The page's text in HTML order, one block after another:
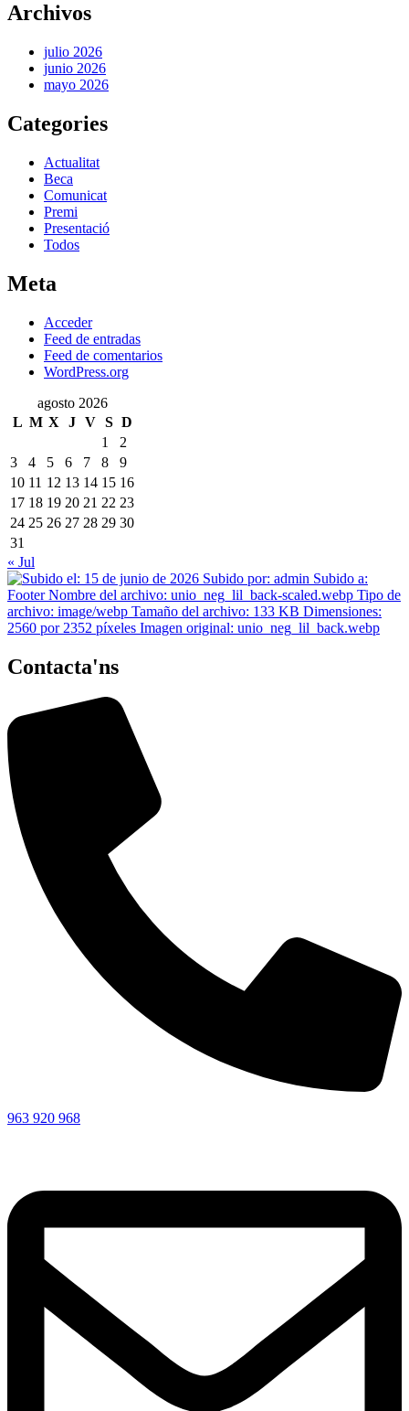
Archivos
julio 2026
junio 2026
mayo 2026
Categories
Actualitat
Beca
Comunicat
Premi
Presentació
Todos
Meta
Acceder
Feed de entradas
Feed de comentarios
WordPress.org
agosto 2026
L M X J V S D
1
2
3
4 5 6 7 8
9
10 11 12 13 14 15 16
17 18 19 20 21 22 23
24 25 26 27 28 29 30
31
« Jul
Contacta'ns
963 920 968